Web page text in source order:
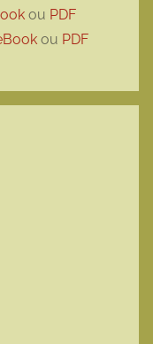
ou PDF
ou PDF